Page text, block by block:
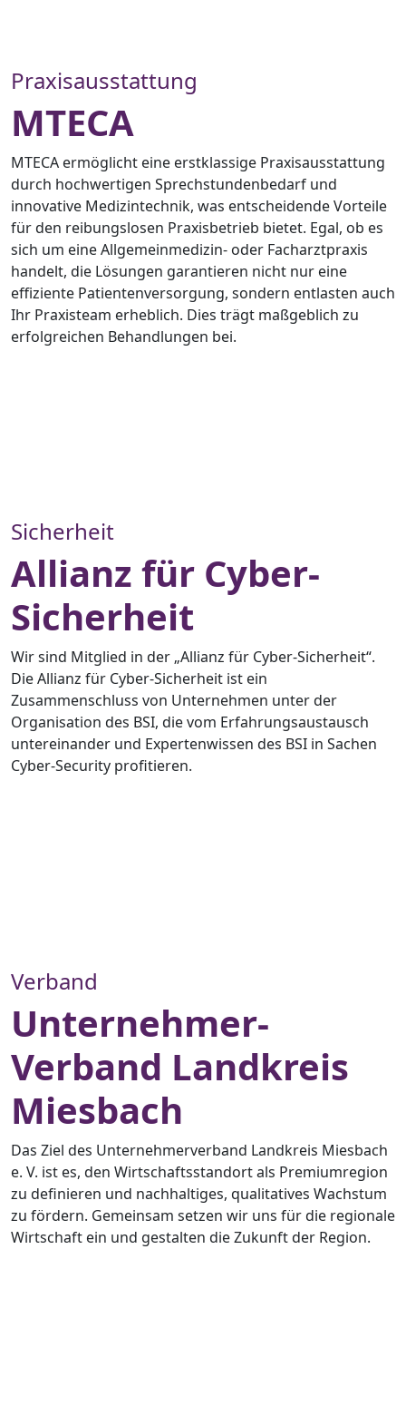
Praxisausstattung
MTECA
MTECA ermöglicht eine erstklassige Praxisausstattung
durch hochwertigen Sprechstundenbedarf und
innovative Medizintechnik, was entscheidende Vorteile
für den reibungslosen Praxisbetrieb bietet. Egal, ob es
sich um eine Allgemeinmedizin- oder Facharztpraxis
handelt, die Lösungen garantieren nicht nur eine
effiziente Patientenversorgung, sondern entlasten auch
Ihr Praxisteam erheblich. Dies trägt maßgeblich zu
erfolgreichen Behandlungen bei.
Sicherheit
Allianz für Cyber-
Sicherheit
Wir sind Mitglied in der „Allianz für Cyber-Sicherheit“.
Die Allianz für Cyber-Sicherheit ist ein
Zusammenschluss von Unternehmen unter der
Organisation des BSI, die vom Erfahrungsaustausch
untereinander und Expertenwissen des BSI in Sachen
Cyber-Security profitieren.
Verband
Unternehmer-
Verband Landkreis
Miesbach
Das Ziel des Unternehmerverband Landkreis Miesbach
e. V. ist es, den Wirtschaftsstandort als Premiumregion
zu definieren und nachhaltiges, qualitatives Wachstum
zu fördern. Gemeinsam setzen wir uns für die regionale
Wirtschaft ein und gestalten die Zukunft der Region.